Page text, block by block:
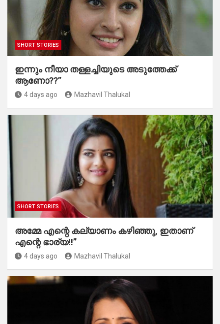
SHORT STORIES
ഇന്നും നീയാ തള്ളച്ചിയുടെ അടുത്തേക്ക്
ആണോ??”
4 days ago Mazhavil Thalukal
SHORT STORIES
അമ്മേ എന്റെ കല്യാണം കഴിഞ്ഞു, ഇതാണ്
എന്റെ ഭാര്യ!!”
4 days ago Mazhavil Thalukal